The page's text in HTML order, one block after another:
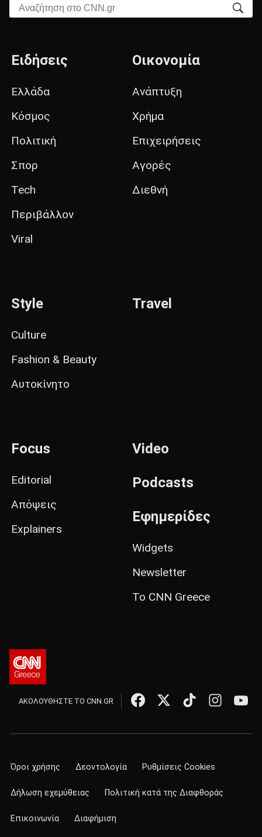
Αναζήτηση στο CNN.gr
Ειδήσεις
Ελλάδα
Κόσμος
Πολιτική
Σπορ
Tech
Περιβάλλον
Viral
Οικονομία
Ανάπτυξη
Χρήμα
Επιχειρήσεις
Αγορές
Διεθνή
Style
Culture
Fashion & Beauty
Αυτοκίνητο
Travel
Focus
Editorial
Απόψεις
Explainers
Video
Podcasts
Εφημερίδες
Widgets
Newsletter
Το CNN Greece
ΑΚΟΛΟΥΘΗΣΤΕ ΤΟ CNN.GR
Όροι χρήσης Δεοντολογία Ρυθμίσεις Cookies
Δήλωση εχεμύθειας Πολιτική κατά της Διαφθοράς
Επικοινωνία Διαφήμιση